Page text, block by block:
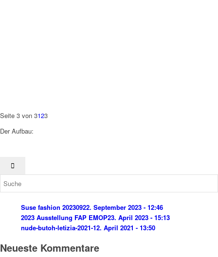
Seite 3 von 3123
Der Aufbau:
Suse fashion 20230922. September 2023 - 12:46
2023 Ausstellung FAP EMOP23. April 2023 - 15:13
nude-butoh-letizia-2021-12. April 2021 - 13:50
Neueste Kommentare